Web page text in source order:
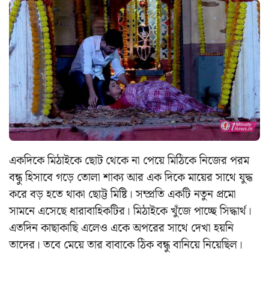
একদিকে মিঠাইকে ছোট থেকে না পেয়ে মিঠিকে নিজের পরম
বন্ধু হিসাবে গড়ে তোলা শাক্য আর এক দিকে মায়ের সাথে যুদ্ধ
করে বড় হতে থাকা ছোট্ট মিষ্টি। সম্প্রতি একটি নতুন প্রমো
সামনে এসেছে ধারাবাহিকটির। মিঠাইকে খুঁজে পাচ্ছে সিদ্ধার্থ।
এতদিন কাছাকাছি এলেও একে অপরের সাথে দেখা হয়নি
তাদের। তবে মেয়ে তার বাবাকে ঠিক বন্ধু বানিয়ে নিয়েছিল।